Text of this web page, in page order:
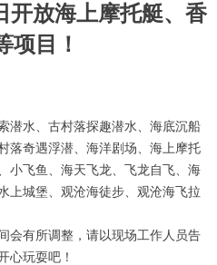
开放海上摩托艇、香
项目！
潜水、古村落探趣潜水、海底沉船
落奇遇浮潜、海洋剧场、海上摩托
小飞鱼、海天飞龙、飞龙自飞、海
上城堡、观沧海徒步、观沧海飞拉
会有所调整，请以现场工作人员告
心玩耍吧！